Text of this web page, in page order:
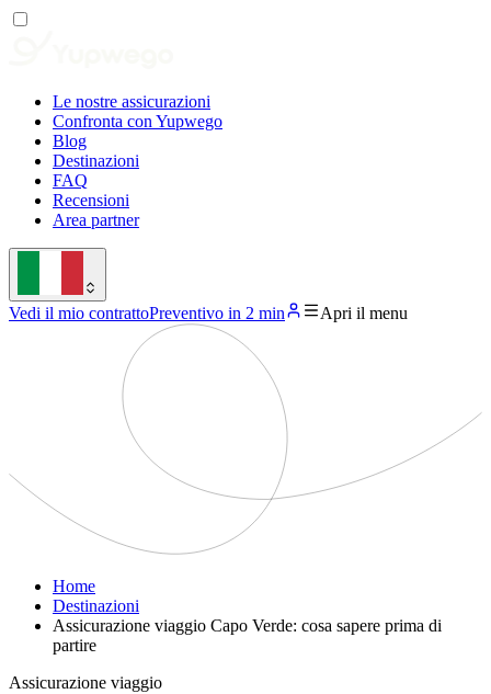
Le nostre assicurazioni
Confronta con Yupwego
Blog
Destinazioni
FAQ
Recensioni
Area partner
Vedi il mio contrattoPreventivo in 2 min Apri il menu
Home
Destinazioni
Assicurazione viaggio Capo Verde: cosa sapere prima di
partire
Assicurazione viaggio